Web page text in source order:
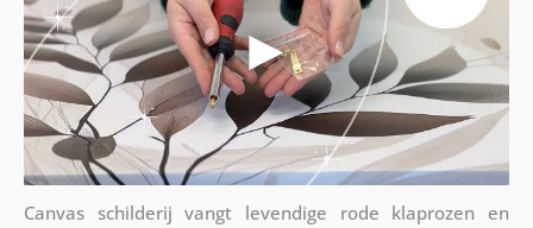
Canvas schilderij vangt levendige rode klaprozen en